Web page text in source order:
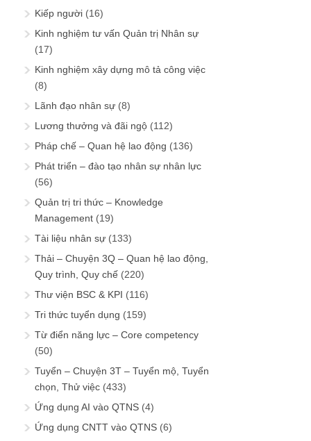
Kiếp người (16)
Kinh nghiệm tư vấn Quản trị Nhân sự
(17)
Kinh nghiệm xây dựng mô tả công việc
(8)
Lãnh đạo nhân sự (8)
Lương thưởng và đãi ngộ (112)
Pháp chế – Quan hệ lao động (136)
Phát triển – đào tạo nhân sự nhân lực
(56)
Quản trị tri thức – Knowledge
Management (19)
Tài liệu nhân sự (133)
Thải – Chuyện 3Q – Quan hệ lao động,
Quy trình, Quy chế (220)
Thư viện BSC & KPI (116)
Tri thức tuyển dụng (159)
Từ điển năng lực – Core competency
(50)
Tuyển – Chuyện 3T – Tuyển mộ, Tuyển
chọn, Thử việc (433)
Ứng dụng AI vào QTNS (4)
Ứng dụng CNTT vào QTNS (6)